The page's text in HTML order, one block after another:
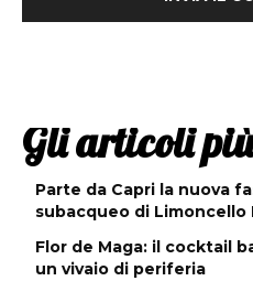
Gli articoli
Parte da Capri la nuova
subacqueo di Limoncello
Flor de Maga: il cocktail
un vivaio di periferia